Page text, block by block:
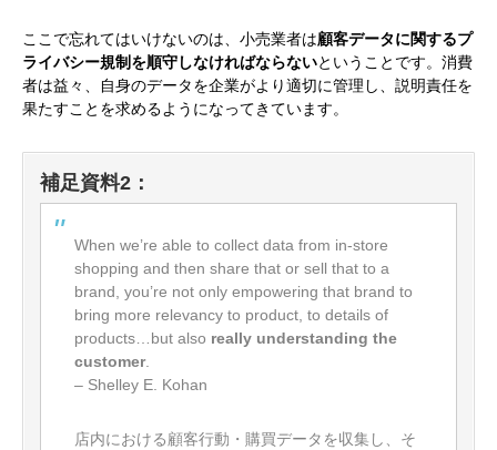
ここで忘れてはいけないのは、小売業者は顧客データに関するプ
ライバシー規制を順守しなければならないということです。消費
者は益々、自身のデータを企業がより適切に管理し、説明責任を
果たすことを求めるようになってきています。
補足資料2：
When we’re able to collect data from in-store
shopping and then share that or sell that to a
brand, you’re not only empowering that brand to
bring more relevancy to product, to details of
products…but also really understanding the
customer.
– Shelley E. Kohan
店内における顧客行動・購買データを収集し、そ